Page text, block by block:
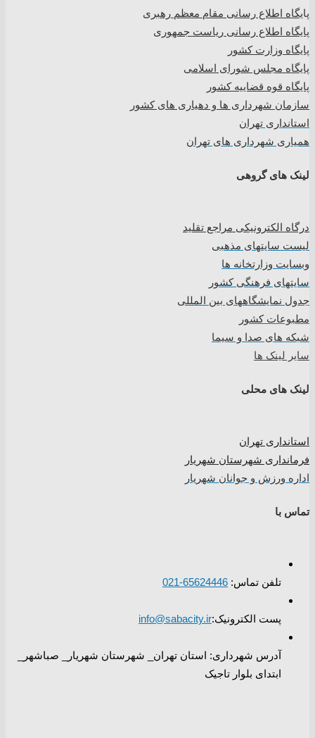
پایگاه اطلاع رسانی مقام معظم رهبری
پایگاه اطلاع رسانی ریاست جمهوری
پایگاه وزارت کشور
پایگاه مجلس شورای اسلامی
پایگاه قوه قضاییه کشور
سازمان شهرداری ها و دهیاری های کشور
استانداری تهران
همیاری شهرداری های تهران
لینک های گروهی
درگاه الکترونیکی مراجع تقلید
لیست سایتهای مذهبی
وبسایت وزارتخانه ها
سایتهای فرهنگی کشور
جدول نمایشگاههای بین المللی
مطبوعات کشور
شبکه های صدا و سیما
سایر لینک ها
لینک های محلی
استانداری تهران
فرمانداری شهرستان شهریار
اداره ورزش و جوانان شهریار
تماس با
تلفن تماس: 65624446-021
پست الکترونیک:info@sabacity.ir
آدرس شهرداری: استان تهران_ شهرستان شهریار_ صباشهر_
ابتدای بلوار تاجیک